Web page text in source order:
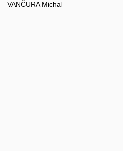
VANČURA Michal